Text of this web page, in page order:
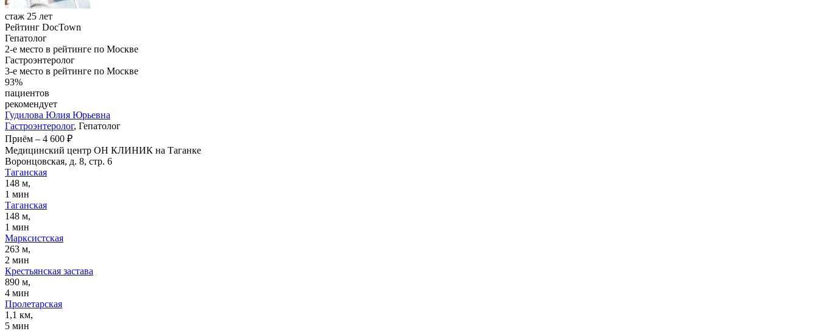
стаж 25 лет
Рейтинг DocTown
Гепатолог
2-е место в рейтинге по Москве
Гастроэнтеролог
3-е место в рейтинге по Москве
93%
пациентов
рекомендует
Гудилова Юлия Юрьевна
Гастроэнтеролог, Гепатолог
Приём – 4 600 ₽
Медицинский центр ОН КЛИНИК на Таганке
Воронцовская, д. 8, стр. 6
Таганская
148 м,
1 мин
Таганская
148 м,
1 мин
Марксистская
263 м,
2 мин
Крестьянская застава
890 м,
4 мин
Пролетарская
1,1 км,
5 мин